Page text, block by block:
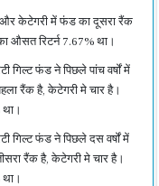
और केटेगरी में फंड का दूसरा रैंक
औसत रिटर्न 7.67% था।
फंड ने पिछले पांच वर्षों में
रैंक है, केटेगरी मे चार है।
गिल्ट फंड ने पिछले दस वर्षों में
रैंक है, केटेगरी मे चार है।